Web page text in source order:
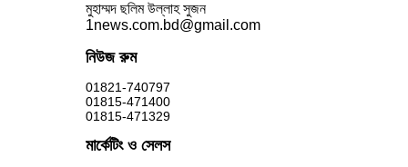
মুহাম্মদ ছলিম উল্লাহ সুজন
1news.com.bd@gmail.com
নিউজ রুম
01821-740797
01815-471400
01815-471329
মার্কেটিং ও সেলস